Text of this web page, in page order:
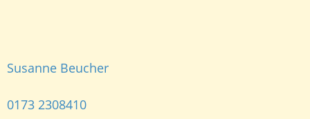
Susanne Beucher
0173 2308410